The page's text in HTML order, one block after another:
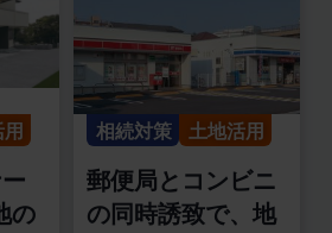
の
相続対策 土地活用
郵便局とコンビニ
の同時誘致で、地